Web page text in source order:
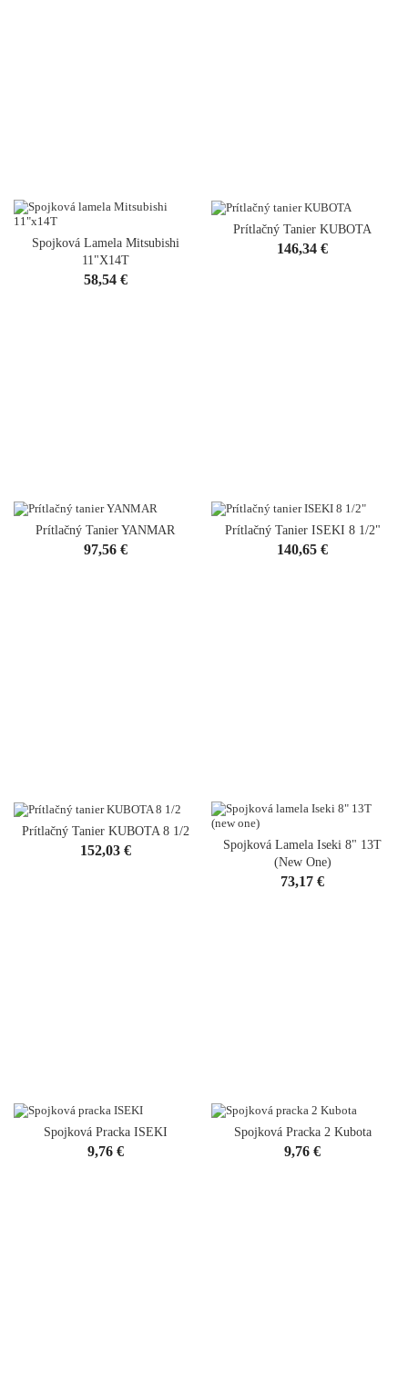
Spojková Lamela Mitsubishi
11"x14T
Cena
58,54 €
Prítlačný Tanier KUBOTA
Cena
146,34 €
Prítlačný Tanier YANMAR
Cena
97,56 €
Prítlačný Tanier ISEKI 8 1/2"
Cena
140,65 €
Prítlačný Tanier KUBOTA 8 1/2
Cena
152,03 €
Spojková Lamela Iseki 8" 13T
(new One)
Cena
73,17 €
Spojková Pracka ISEKI
Cena
9,76 €
VYPREDANÉ Spojková Pracka 2 Kubota
Cena
9,76 €